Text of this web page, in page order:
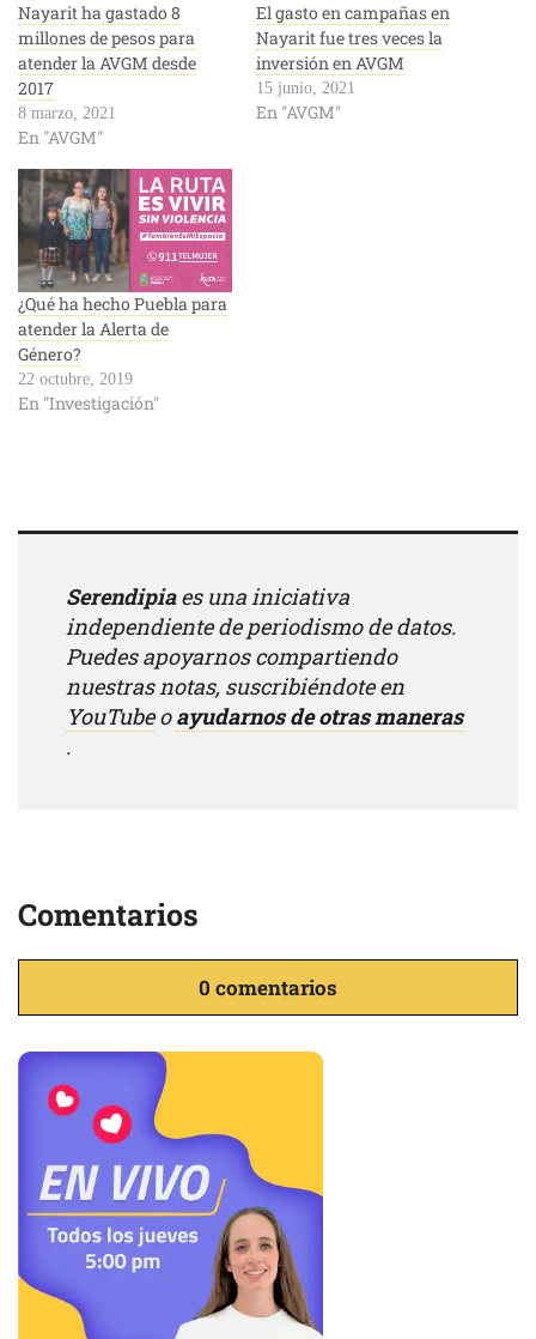
Nayarit ha gastado 8
millones de pesos para
atender la AVGM desde
2017
8 marzo, 2021
En "AVGM"
El gasto en campañas en
Nayarit fue tres veces la
inversión en AVGM
15 junio, 2021
En "AVGM"
¿Qué ha hecho Puebla para
atender la Alerta de
Género?
22 octubre, 2019
En "Investigación"
Serendipiaes una iniciativa
independiente de periodismo de datos.
Puedes apoyarnos compartiendo
nuestras notas, suscribiéndote en
YouTubeoayudarnos de otras maneras
.
Comentarios
0 comentarios